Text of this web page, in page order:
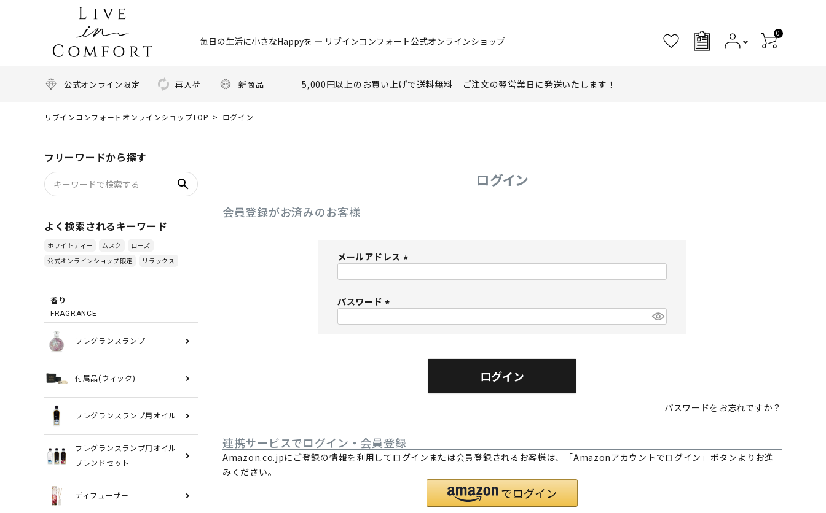
毎日の生活に小さなHappyを ― リブインコンフォート公式オンラインショップ
0
公式オンライン限定 再入荷 新商品 5,000円以上のお買い上げで送料無料 ご注文の翌営業日に発送いたします！
リブインコンフォートオンラインショップTOP ログイン
フリーワードから探す
search
よく検索されるキーワード
ホワイトティー ムスク
ローズ
公式オンラインショップ限定
リラックス
香り
FRAGRANCE
フレグランスランプ
付属品(ウィック)
フレグランスランプ用オイル
フレグランスランプ用オイル
ブレンドセット
ディフューザー
ログイン
会員登録がお済みのお客様
メールアドレス
パスワード
ログイン
パスワードをお忘れですか？
連携サービスでログイン・会員登録
Amazon.co.jpにご登録の情報を利用してログインまたは会員登録されるお客様は、「Amazonアカウントでログイン」ボタンよりお進
みください。